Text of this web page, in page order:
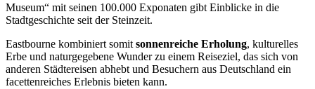
Museum“ mit seinen 100.000 Exponaten gibt Einblicke in die
Stadtgeschichte seit der Steinzeit.
Eastbourne kombiniert somit sonnenreiche Erholung, kulturelles
Erbe und naturgegebene Wunder zu einem Reiseziel, das sich von
anderen Städtereisen abhebt und Besuchern aus Deutschland ein
facettenreiches Erlebnis bieten kann.